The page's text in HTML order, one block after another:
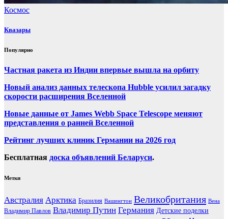
Космос
Квазары
Популярно
Частная ракета из Индии впервые вышла на орбиту
Новый анализ данных телескопа Hubble усилил загадку
скорости расширения Вселенной
Новые данные от James Webb Space Telescope меняют
представления о ранней Вселенной
Рейтинг лучших клиник Германии на 2026 год
Бесплатная доска объявлений Беларуси.
Метки
Австралия Арктика Бразилия Вашингтон Великобритания Вена
Владимир Павлов Владимир Путин Германия Детские поделки